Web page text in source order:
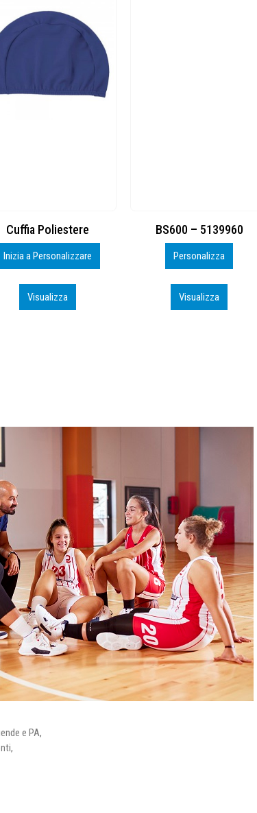
BS600 – 5139960
Personalizza
Visualizza
Toppe ricamate in HD
Personalizza
Visualizza
e PA,